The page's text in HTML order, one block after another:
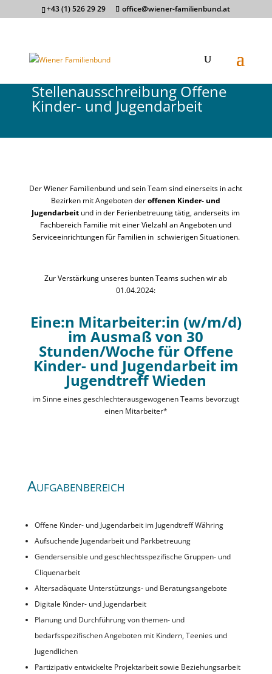
+43 (1) 526 29 29 office@wiener-familienbund.at
Stellenausschreibung Offene
Kinder- und Jugendarbeit
Der Wiener Familienbund und sein Team sind einerseits in acht
Bezirken mit Angeboten deroffenen Kinder- und
Jugendarbeit und in der Ferienbetreuungtätig, anderseits im
Fachbereich Familie mit einer Vielzahl an Angeboten und
Serviceeinrichtungen für Familien in schwierigen Situationen.
Zur Verstärkung unseres bunten Teams suchen wir ab
01.04.2024:
Eine:n Mitarbeiter:in (w/m/d)
im Ausmaß von 30
Stunden/Woche für Offene
Kinder- und Jugendarbeit im
Jugendtreff Wieden
im Sinne eines geschlechterausgewogenen Teams bevorzugt
einen Mitarbeiter*
Aufgabenbereich
Offene Kinder- und Jugendarbeit im Jugendtreff Währing
Aufsuchende Jugendarbeit und Parkbetreuung
Gendersensible und geschlechtsspezifische Gruppen- und
Cliquenarbeit
Altersadäquate Unterstützungs- und Beratungsangebote
Digitale Kinder- und Jugendarbeit
Planung und Durchführung von themen- und
bedarfsspezifischen Angeboten mit Kindern, Teenies und
Jugendlichen
Partizipativ entwickelte Projektarbeit sowie Beziehungsarbeit